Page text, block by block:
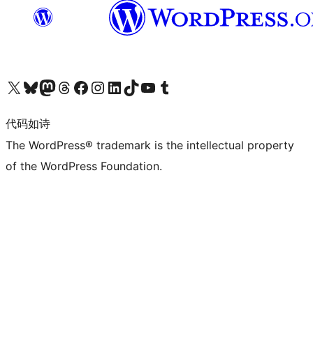
关注我们的 X（原 Twitter）账号访问我们的 Bluesky 账号关注我们的 Mastodon 账号访问我们的 Threads 账号 访问我们的 Facebook 公共主页关注我们的 Instagram 账号 关注我们的 LinkedIn 主页访问我们的 TikTok 账号访问我们的 YouTube 频道 访问我们的 Tumblr 账号
代码如诗
The WordPress® trademark is the intellectual property
of the WordPress Foundation.